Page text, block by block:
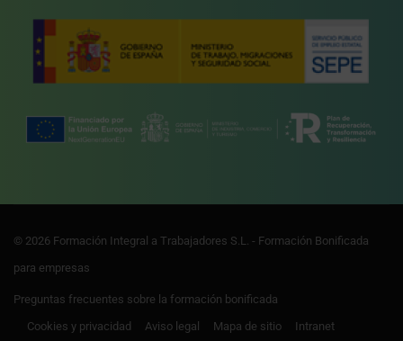
© 2026 Formación Integral a Trabajadores S.L. - Formación Bonificada
para empresas
Preguntas frecuentes sobre la formación bonificada
Cookies y privacidad
Aviso legal Mapa de sitio
Intranet